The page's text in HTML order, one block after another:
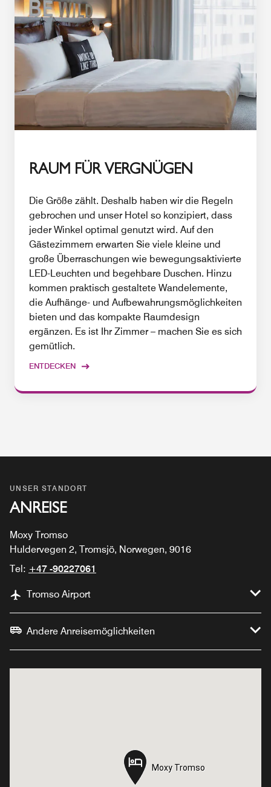
RAUM FÜR VERGNÜGEN
Die Größe zählt. Deshalb haben wir die Regeln
gebrochen und unser Hotel so konzipiert, dass
jeder Winkel optimal genutzt wird. Auf den
Gästezimmern erwarten Sie viele kleine und
große Überraschungen wie bewegungsaktivierte
LED-Leuchten und begehbare Duschen. Hinzu
kommen praktisch gestaltete Wandelemente,
die Aufhänge- und Aufbewahrungsmöglichkeiten
bieten und das kompakte Raumdesign
ergänzen. Es ist Ihr Zimmer – machen Sie es sich
gemütlich.
ENTDECKEN
UNSER STANDORT
ANREISE
Moxy Tromso
Huldervegen 2, Tromsjö, Norwegen, 9016
Tel: +47 -90227061
Tromso Airport
Andere Anreisemöglichkeiten
Moxy Tromso
Moxy Tromso